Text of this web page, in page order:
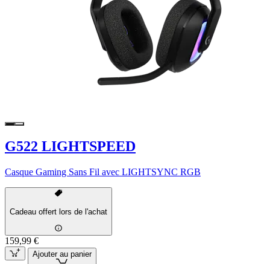
G522 LIGHTSPEED
Casque Gaming Sans Fil avec LIGHTSYNC RGB
Cadeau offert lors de l'achat
159,99 €
Ajouter au panier